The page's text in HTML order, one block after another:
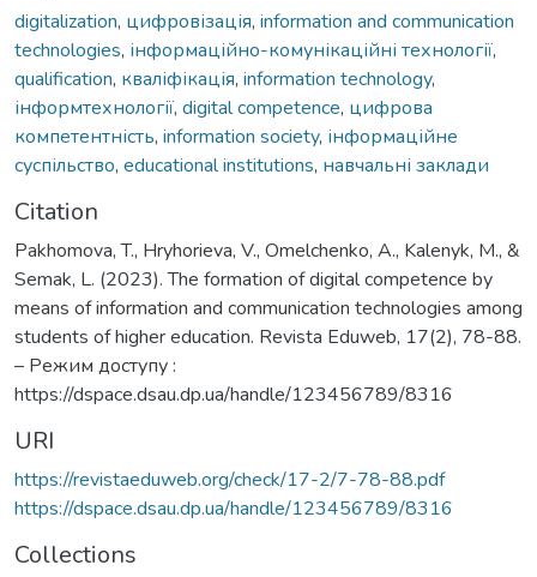
digitalization, цифровізація, information and communication
technologies, інформаційно-комунікаційні технології,
qualification, кваліфікація, information technology,
інформтехнології, digital competence, цифрова
компетентність, information society, інформаційне
суспільство, educational institutions, навчальні заклади
Citation
Раkhomova, T., Hryhorieva, V., Omelchenko, A., Kalenyk, M., &
Semak, L. (2023). The formation of digital competence by
means of information and communication technologies among
students of higher education. Revista Eduweb, 17(2), 78-88.
– Режим доступу :
https://dspace.dsau.dp.ua/handle/123456789/8316
URI
https://revistaeduweb.org/check/17-2/7-78-88.pdf
https://dspace.dsau.dp.ua/handle/123456789/8316
Collections